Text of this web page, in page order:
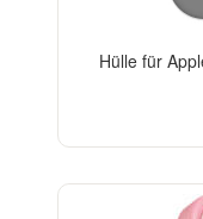
Hülle für